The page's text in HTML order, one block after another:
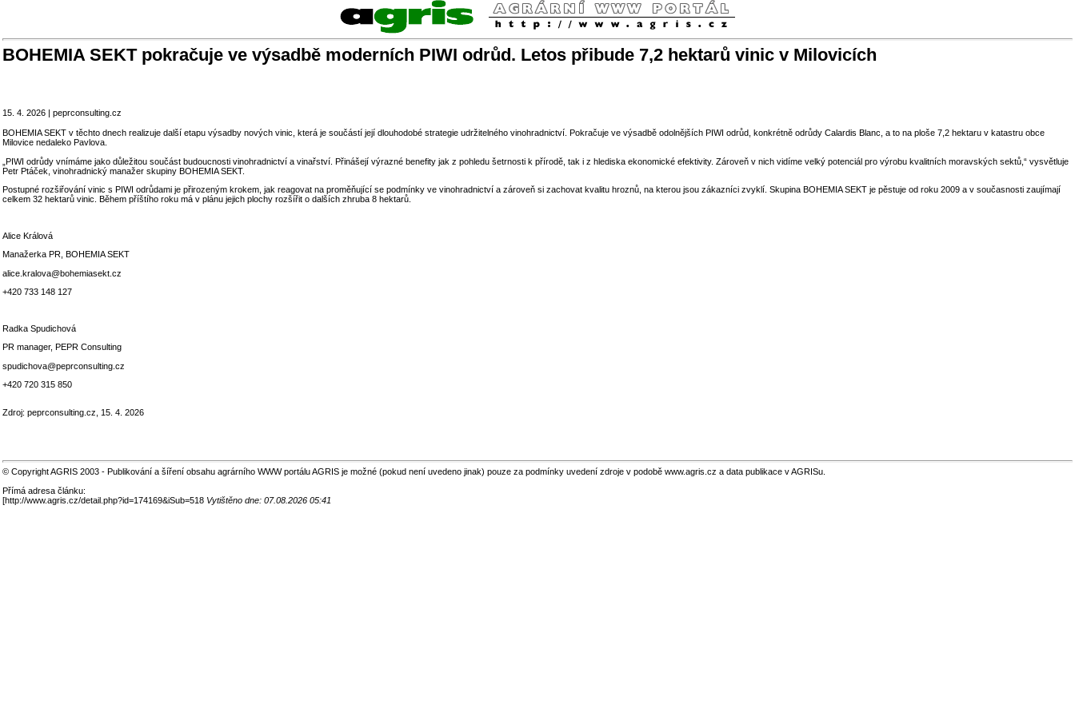
BOHEMIA SEKT pokračuje ve výsadbě moderních PIWI odrůd. Letos přibude 7,2 hektarů vinic v Milovicích
15. 4. 2026 | peprconsulting.cz
BOHEMIA SEKT v těchto dnech realizuje další etapu výsadby nových vinic, která je součástí její dlouhodobé strategie udržitelného vinohradnictví. Pokračuje ve výsadbě odolnějších PIWI odrůd, konkrétně odrůdy Calardis Blanc, a to na ploše 7,2 hektaru v katastru obce
Milovice nedaleko Pavlova.
„PIWI odrůdy vnímáme jako důležitou součást budoucnosti vinohradnictví a vinařství. Přinášejí výrazné benefity jak z pohledu šetrnosti k přírodě, tak i z hlediska ekonomické efektivity. Zároveň v nich vidíme velký potenciál pro výrobu kvalitních moravských sektů,“ vysvětluje
Petr Ptáček, vinohradnický manažer skupiny BOHEMIA SEKT.
Postupné rozšiřování vinic s PIWI odrůdami je přirozeným krokem, jak reagovat na proměňující se podmínky ve vinohradnictví a zároveň si zachovat kvalitu hroznů, na kterou jsou zákazníci zvyklí. Skupina BOHEMIA SEKT je pěstuje od roku 2009 a v současnosti zaujímají
celkem 32 hektarů vinic. Během příštího roku má v plánu jejich plochy rozšířit o dalších zhruba 8 hektarů.
Alice Králová
Manažerka PR, BOHEMIA SEKT
alice.kralova@bohemiasekt.cz
+420 733 148 127
Radka Spudichová
PR manager, PEPR Consulting
spudichova@peprconsulting.cz
+420 720 315 850
Zdroj: peprconsulting.cz, 15. 4. 2026
© Copyright AGRIS 2003 - Publikování a šíření obsahu agrárního WWW portálu AGRIS je možné (pokud není uvedeno jinak) pouze za podmínky uvedení zdroje v podobě www.agris.cz a data publikace v AGRISu.
Přímá adresa článku:
[http://www.agris.cz/detail.php?id=174169&iSub=518 Vytištěno dne: 07.08.2026 05:41